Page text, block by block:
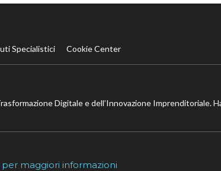
Specialistici Cookie Center
Digitale e dell’Innovazione Imprenditoriale.
maggiori informazioni